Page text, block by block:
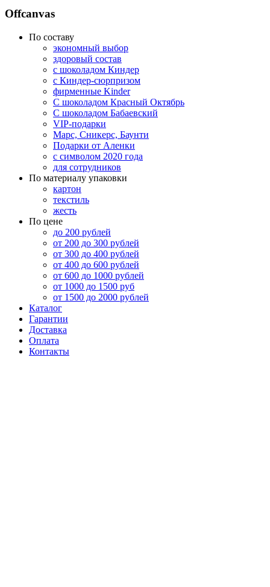
Offcanvas
По составу
экономный выбор
здоровый состав
с шоколадом Киндер
с Киндер-сюрпризом
фирменные Kinder
С шоколадом Красный Октябрь
С шоколадом Бабаевский
VIP-подарки
Марс, Сникерс, Баунти
Подарки от Аленки
с символом 2020 года
для сотрудников
По материалу упаковки
картон
текстиль
жесть
По цене
до 200 рублей
от 200 до 300 рублей
от 300 до 400 рублей
от 400 до 600 рублей
от 600 до 1000 рублей
от 1000 до 1500 руб
от 1500 до 2000 рублей
Каталог
Гарантии
Доставка
Оплата
Контакты